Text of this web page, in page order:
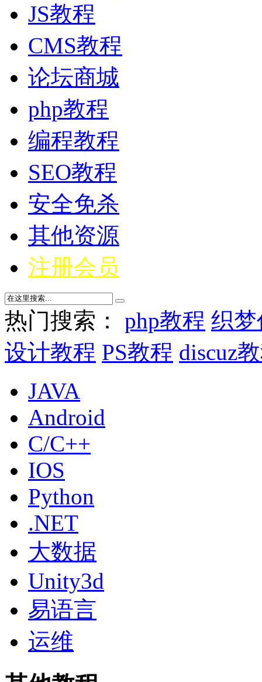
JS教程
CMS教程
论坛商城
php教程
编程教程
SEO教程
安全免杀
其他资源
注册会员
热门搜索： php教程 织
设计教程 PS教程 discuz
JAVA
Android
C/C++
IOS
Python
.NET
大数据
Unity3d
易语言
运维